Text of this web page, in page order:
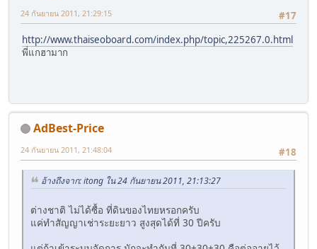
#17
24 กันยายน 2011, 21:29:15
http://www.thaiseoboard.com/index.php/topic,225267.0.html
พี่แกฮามาก
AdBest-Price
#18
24 กันยายน 2011, 21:48:04
อ้างถึงจาก: itong ใน 24 กันยายน 2011, 21:13:27
ต่างชาติ ไม่ได้ซื้อ ที่ดินของไทยหรอกครับ
แค่ทำสัญญาเช่าระยะยาว สูงสุดได้ที่ 30 ปีครับ